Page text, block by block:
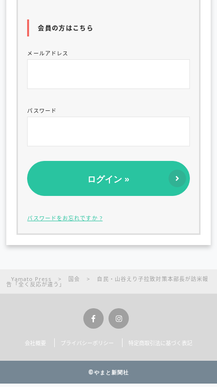
会員の方はこちら
メールアドレス
パスワード
パスワードをお忘れですか ?
Yamato Press > 国会 > 自民・山谷えり子拉致対策本部長が訪米報
告「全く反応が違う」
会社概要 プライバシーポリシー 特定商取引法に基づく表記
©やまと新聞社